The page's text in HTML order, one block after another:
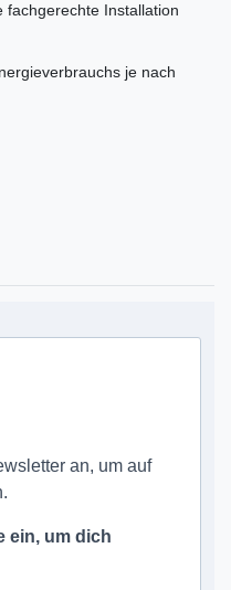
fachgerechte Installation
je nach
an, um auf
ein, um dich